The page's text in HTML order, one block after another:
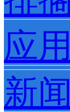
应
新